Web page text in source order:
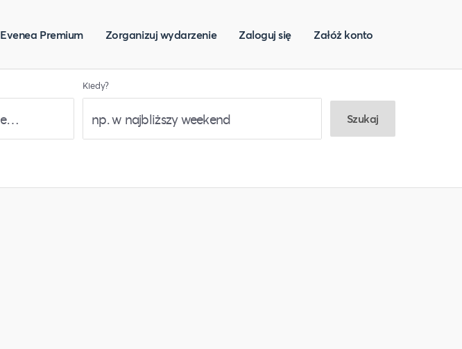
Evenea Premium Zorganizuj wydarzenie Zaloguj się Załóż konto
Kiedy?
Szukaj